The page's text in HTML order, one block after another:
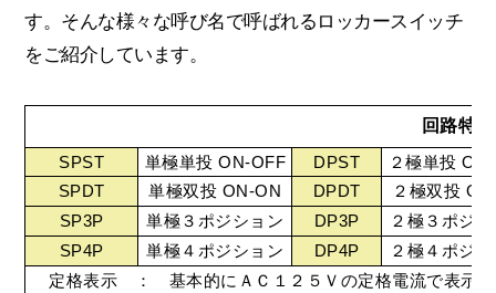
す。そんな様々な呼び名で呼ばれるロッカースイッチ
をご紹介しています。
回路特
SPST
単極単投 ON-OFF DPST
２極単投
SPDT
単極双投 ON-ON DPDT
２極双投
SP3P
単極３ポジション DP3P
２極３ポジ
SP4P
単極４ポジション DP4P
２極４ポジ
定格表示 ： 基本的にＡＣ１２５Ｖの定格電流で表示